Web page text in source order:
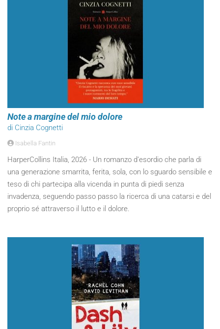
Note a margine del mio dolore
di Cinzia Cognetti
Isabella Fantin
HarperCollins Italia, 2026 - Un romanzo d’esordio che parla di
una generazione smarrita, ferita, sola, con lo sguardo sensibile e
teso di chi partecipa alla vicenda in punta di piedi senza
invadenza, seguendo passo passo la ricerca di una catarsi e del
proprio sé attraverso il lutto e il dolore.